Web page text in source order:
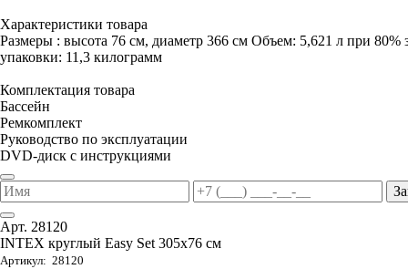
Характеристики товара
Размеры : высота 76 см, диаметр 366 см Объем: 5,621 л при
упаковки: 11,3 килограмм
Комплектация товара
Бассейн
Ремкомплект
Руководство по эксплуатации
DVD-диск с инструкциями
Арт. 28120
INTEX круглый Easy Set 305х76 см
Артикул: 28120